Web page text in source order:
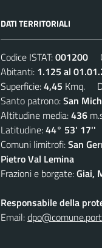
DATI TERRITORIALI
Codice ISTAT:001200
Abitanti: 1.125 al
Superficie:4,45 Kmq.
Santo patrono:San
Altitudine media:436
Latitudine:44° 53' 17''
Comuni limitrofi:San
Pietro Val Lemina
Frazioni e borgate:Giai,
Responsabile della
Email: